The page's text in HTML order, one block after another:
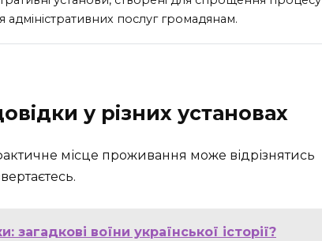
адміністративних послуг громадянам.
у різних установах
місце проживання може відрізнятись
загадкові воїни української історії?